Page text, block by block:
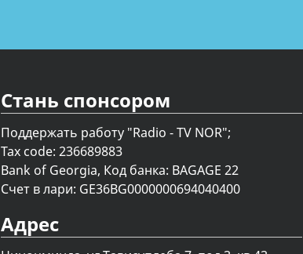
Стань спонсором
Поддержать работу "Radio - TV NOR";
Tax code: 236689883
Bank of Georgia, Код банка: BAGAGE 22
Счет в лари: GE36BG0000000694040400
Адрес